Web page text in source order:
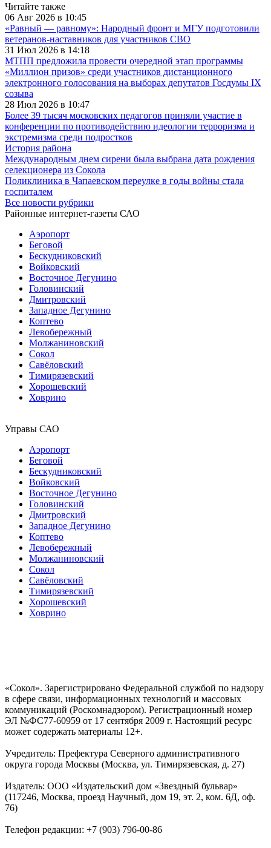
Читайте также
06 Авг 2026 в 10:45
«Равный — равному»: Народный фронт и МГУ подготовили
ветеранов-наставников для участников СВО
31 Июл 2026 в 14:18
МТПП предложила провести очередной этап программы
«Миллион призов» среди участников дистанционного
электронного голосования на выборах депутатов Госдумы IX
созыва
28 Июл 2026 в 10:47
Более 39 тысяч московских педагогов приняли участие в
конференции по противодействию идеологии терроризма и
экстремизма среди подростков
История района
Международным днем сирени была выбрана дата рождения
селекционера из Сокола
Поликлиника в Чапаевском переулке в годы войны стала
госпиталем
Все новости рубрики
Районные интернет-газеты САО
Аэропорт
Беговой
Бескудниковский
Войковский
Восточное Дегунино
Головинский
Дмитровский
Западное Дегунино
Коптево
Левобережный
Молжаниновский
Сокол
Савёловский
Тимирязевский
Хорошевский
Ховрино
Управы САО
Аэропорт
Беговой
Бескудниковский
Войковский
Восточное Дегунино
Головинский
Дмитровский
Западное Дегунино
Коптево
Левобережный
Молжаниновский
Сокол
Савёловский
Тимирязевский
Хорошевский
Ховрино
«Сокол». Зарегистрировано Федеральной службой по надзору
в сфере связи, информационных технологий и массовых
коммуникаций (Роскомнадзором). Регистрационный номер
ЭЛ №ФС77-60959 от 17 сентября 2009 г. Настоящий ресурс
может содержать материалы 12+.
Учредитель: Префектура Северного административного
округа города Москвы (Москва, ул. Тимирязевская, д. 27)
Издатель: ООО «Издательский дом «Звездный бульвар»
(117246, Москва, проезд Научный, дом 19, эт. 2, ком. 6Д, оф.
76)
Телефон редакции: +7 (903) 796-00-86